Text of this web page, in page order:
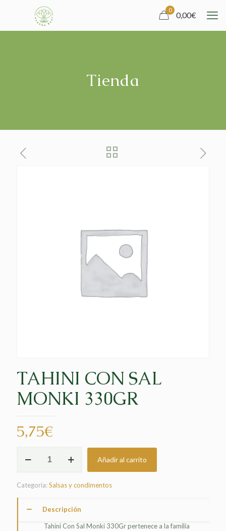
0
0,00€
Tienda
TAHINI CON SAL
MONKI 330GR
5,75€
CON
330GR
cantidad
Añadir al carrito
Categoría:Salsas y condimentos
Descripción
Tahini Con Sal Monki 330Gr pertenece a la familia